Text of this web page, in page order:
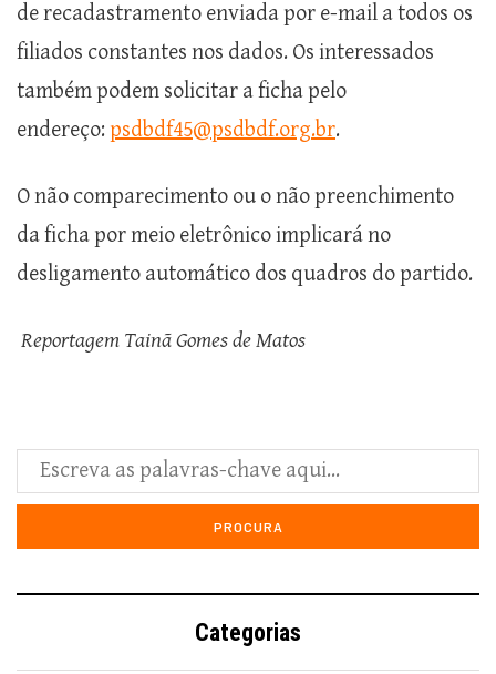
de recadastramento enviada por e-mail a todos os
filiados constantes nos dados. Os interessados
também podem solicitar a ficha pelo
endereço: psdbdf45@psdbdf.org.br.
O não comparecimento ou o não preenchimento
da ficha por meio eletrônico implicará no
desligamento automático dos quadros do partido.
Reportagem Tainã Gomes de Matos
Categorias